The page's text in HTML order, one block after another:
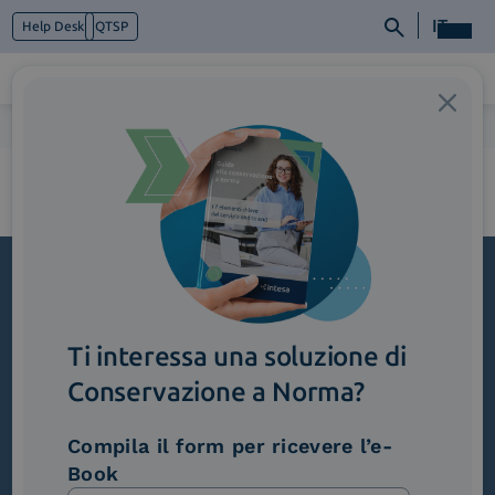
Help Desk QTSP IT
Cosa facciamo
1_DigitalizzazioneOrdini
Iscriviti alla newsletter
Novità, iniziative ed eventi dal mondo della
trasformazione digitale.
Ti interessa una soluzione di
Conservazione a Norma?
Compila il form per ricevere l’e-
Book